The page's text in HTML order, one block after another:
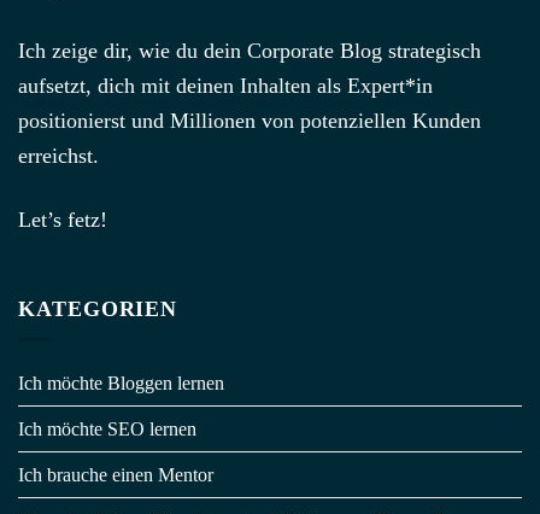
Ich zeige dir, wie du dein Corporate Blog strategisch
aufsetzt, dich mit deinen Inhalten als Expert*in
positionierst und Millionen von potenziellen Kunden
erreichst.
Let’s fetz!
KATEGORIEN
Ich möchte Bloggen lernen
Ich möchte SEO lernen
Ich brauche einen Mentor